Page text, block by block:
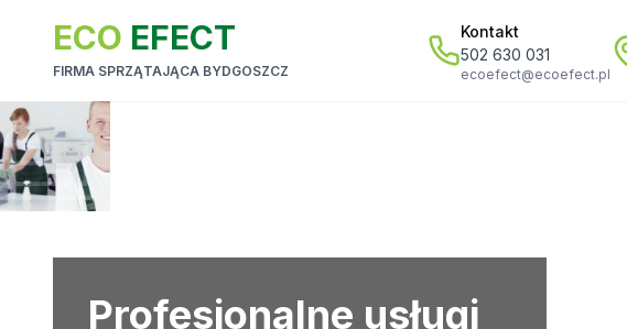
ECO EFECT
FIRMA SPRZĄTAJĄCA BYDGOSZCZ
Kontakt
502 630 031
ecoefect@ecoefect.pl
Profesjonalne usługi